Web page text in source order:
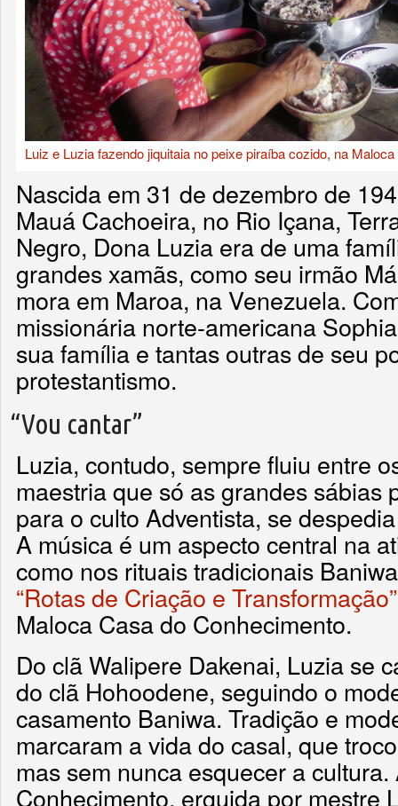
Luiz e Luzia fazendo jiquitaia no peixe piraíba cozido, na
Nascida em 31 de dezembro de
Mauá Cachoeira, no Rio Içana,
Negro, Dona Luzia era de uma
grandes xamãs, como seu irmão
mora em Maroa, na Venezuela.
missionária norte-americana
sua família e tantas outras de seu
protestantismo.
“Vou cantar”
Luzia, contudo, sempre fluiu entre
maestria que só as grandes sábias
para o culto Adventista, se
A música é um aspecto central na
como nos rituais tradicionais
“Rotas de Criação e Transformação”
Maloca Casa do Conhecimento.
Do clã Walipere Dakenai, Luzia se
do clã Hohoodene, seguindo o
casamento Baniwa. Tradição e
marcaram a vida do casal, que
mas sem nunca esquecer a
Conhecimento, erguida por mestre